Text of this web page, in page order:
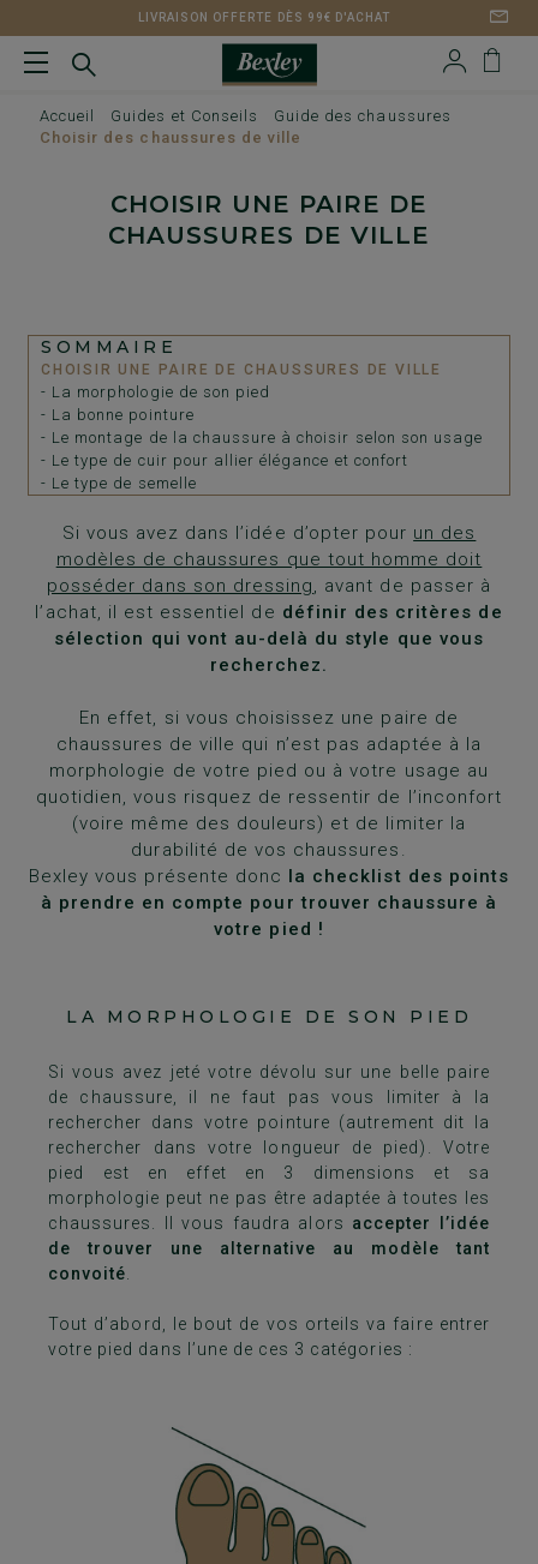
LIVRAISON OFFERTE DÈS 99€ D'ACHAT
Accueil Guides et Conseils
Guide des chaussures
Choisir des chaussures de ville
CHOISIR UNE PAIRE DE
CHAUSSURES DE VILLE
SOMMAIRE
CHOISIR UNE PAIRE DE CHAUSSURES DE VILLE
- La morphologie de son pied
- La bonne pointure
- Le montage de la chaussure à choisir selon son usage
- Le type de cuir pour allier élégance et confort
- Le type de semelle
Si vous avez dans l’idée d’opter pour un des
modèles de chaussures que tout homme doit
posséder dans son dressing, avant de passer à
l’achat, il est essentiel de définir des critères de
sélection qui vont au-delà du style que vous
recherchez.
En effet, si vous choisissez une paire de
chaussures de ville qui n’est pas adaptée à la
morphologie de votre pied ou à votre usage au
quotidien, vous risquez de ressentir de l’inconfort
(voire même des douleurs) et de limiter la
durabilité de vos chaussures.
Bexley vous présente donc la checklist des points
à prendre en compte pour trouver chaussure à
votre pied !
LA MORPHOLOGIE DE SON PIED
Si vous avez jeté votre dévolu sur une belle paire
de chaussure, il ne faut pas vous limiter à la
rechercher dans votre pointure (autrement dit la
rechercher dans votre longueur de pied). Votre
pied est en effet en 3 dimensions et sa
morphologie peut ne pas être adaptée à toutes les
chaussures. Il vous faudra alors accepter l’idée
de trouver une alternative au modèle tant
convoité
Tout d’abord, le bout de vos orteils va faire entrer
votre pied dans l’une de ces 3 catégories :